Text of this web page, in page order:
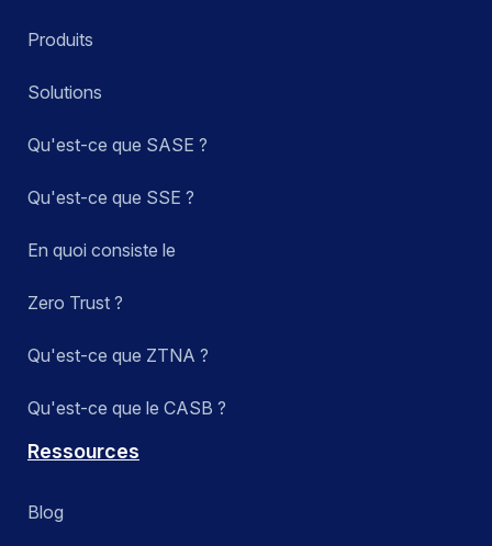
Produits
Solutions
Qu'est-ce que SASE ?
Qu'est-ce que SSE ?
En quoi consiste le
Zero Trust ?
Qu'est-ce que ZTNA ?
Qu'est-ce que le CASB ?
Ressources
Blog